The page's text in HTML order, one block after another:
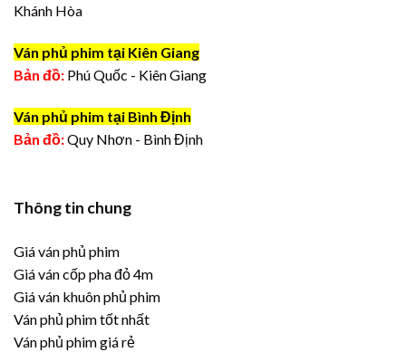
Khánh Hòa
Ván phủ phim tại Kiên Giang
Bản đồ: Phú Quốc - Kiên Giang
Ván phủ phim tại Bình Định
Bản đồ:Quy Nhơn - Bình Định
Thông tin chung
Giá ván phủ phim
Giá ván cốp pha đỏ 4m
Giá ván khuôn phủ phim
Ván phủ phim tốt nhất
Ván phủ phim giá rẻ